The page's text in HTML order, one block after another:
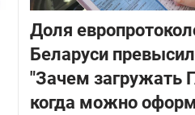
Доля
Беларуси
"Зачем загружать
когда можно